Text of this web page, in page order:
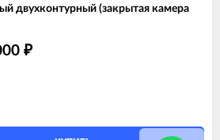
двухконтурный (закрытая камера
₽